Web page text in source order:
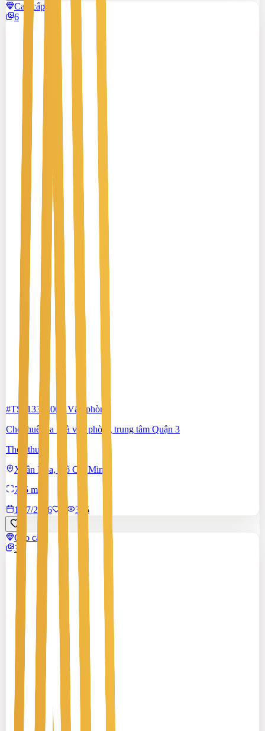
Cao cấp
6
#TS51338806 -Văn phòng
Cho thuê tòa nhà văn phòng trung tâm Quận 3
Thỏa thuận
Xuân Hòa, Hồ Chí Minh
795 m²
17/7/2026
395
Cao cấp
3